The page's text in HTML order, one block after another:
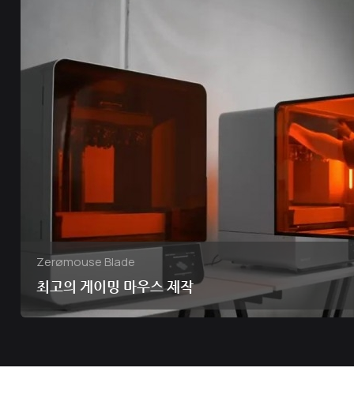
Zerømouse Blade
최고의 게이밍 마우스 제작